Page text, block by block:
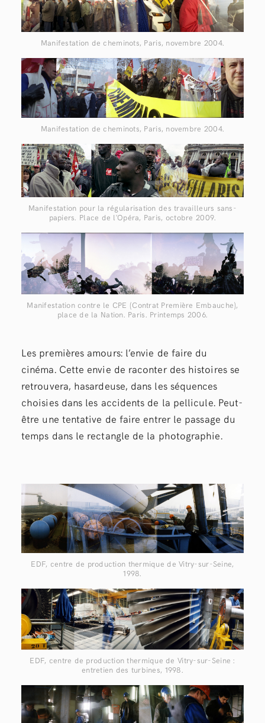
Manifestation de cheminots, Paris, novembre 2004.
Manifestation de cheminots, Paris, novembre 2004.
Manifestation pour la régularisation des travailleurs sans-
papiers. Place de l'Opéra, Paris, octobre 2009.
Manifestation contre le CPE (Contrat Première Embauche),
place de la Nation. Paris. Printemps 2006.
Les premières amours: l’envie de faire du
cinéma. Cette envie de raconter des histoires se
retrouvera, hasardeuse, dans les séquences
choisies dans les accidents de la pellicule. Peut-
être une tentative de faire entrer le passage du
temps dans le rectangle de la photographie.
EDF, centre de production thermique de Vitry-sur-Seine,
1998.
EDF, centre de production thermique de Vitry-sur-Seine :
entretien des turbines, 1998.